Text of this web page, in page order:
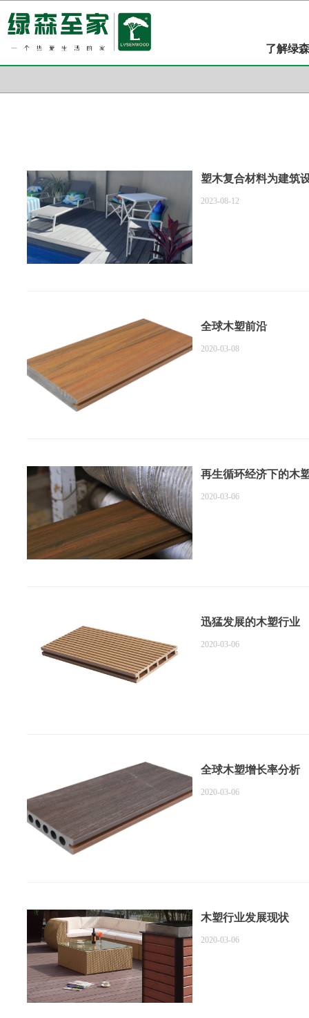
了解绿森
塑木复合材料为建筑
2023-08-12
全球木塑前沿
2020-03-08
再生循环经济下的木
2020-03-06
迅猛发展的木塑行业
2020-03-06
全球木塑增长率分析
2020-03-06
木塑行业发展现状
2020-03-06